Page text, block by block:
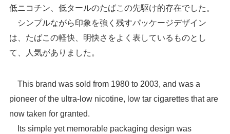
低ニコチン、低タールのたばこの先駆け的存在でした。
シンプルながら印象を強く残すパッケージデザイン
は、たばこの軽快、明快さをよく表しているものとし
て、人気がありました。
This brand was sold from 1980 to 2003, and was a
pioneer of the ultra-low nicotine, low tar cigarettes that are
now taken for granted.
Its simple yet memorable packaging design was